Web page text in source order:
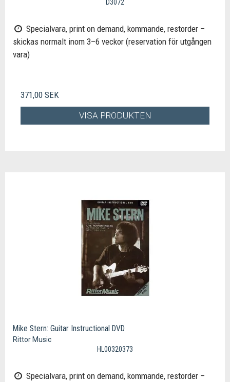
D3072
Specialvara, print on demand, kommande, restorder –
skickas normalt inom 3–6 veckor (reservation för utgången
vara)
371,00 SEK
VISA PRODUKTEN
Mike Stern: Guitar Instructional DVD
Rittor Music
HL00320373
Specialvara, print on demand, kommande, restorder –